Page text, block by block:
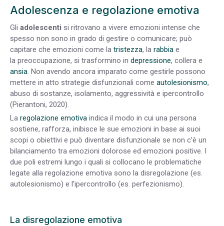
Adolescenza e regolazione emotiva
Gli adolescenti si ritrovano a vivere emozioni intense che
spesso non sono in grado di gestire o comunicare; può
capitare che emozioni come la tristezza, la rabbia e
la preoccupazione, si trasformino in depressione, collera e
ansia. Non avendo ancora imparato come gestirle possono
mettere in atto strategie disfunzionali come autolesionismo,
abuso di sostanze, isolamento, aggressività e ipercontrollo
(Pierantoni, 2020).
La regolazione emotiva indica il modo in cui una persona
sostiene, rafforza, inibisce le sue emozioni in base ai suoi
scopi o obiettivi e può diventare disfunzionale se non c’è un
bilanciamento tra emozioni dolorose ed emozioni positive. I
due poli estremi lungo i quali si collocano le problematiche
legate alla regolazione emotiva sono la disregolazione (es.
autolesionismo) e l’ipercontrollo (es. perfezionismo).
La disregolazione emotiva